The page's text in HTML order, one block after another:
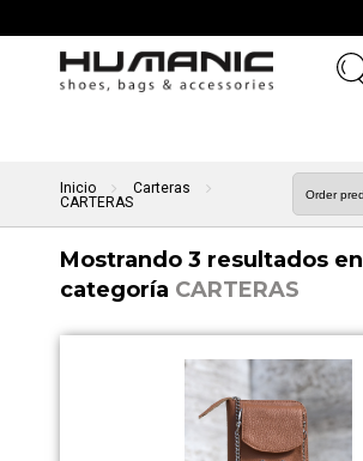
Inicio
Carteras
CARTERAS
Mostrando 3 resultados en
categoría CARTERAS